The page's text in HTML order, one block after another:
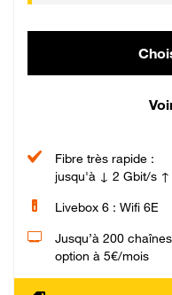
Fibre très rapide :
jusqu'à ↓ 2 Gbit/s
Livebox 6 : Wifi 6E
Jusqu’à 200
option à 5€/mois